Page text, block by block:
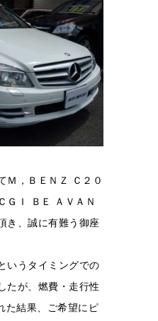
Ｍ，ＢＥＮＺ Ｃ２０
ＧＩ ＢＥ ＡＶＡＮ
き、誠に有難う御座
いうタイミングでの
たが、 燃費・走行性
た結果、 ご希望にピ